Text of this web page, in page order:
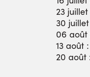
23
30
06 août
13 août
20 août